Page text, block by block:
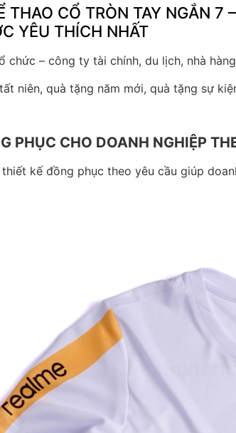
THAO CỔ TRÒN TAY NGẮN 7
YÊU THÍCH NHẤT
chức – công ty tài chính, du lịch, nhà
niên, quà tặng năm mới, quà tặng sự
PHỤC CHO DOANH NGHIỆP
thiết kế đồng phục theo yêu cầu giúp